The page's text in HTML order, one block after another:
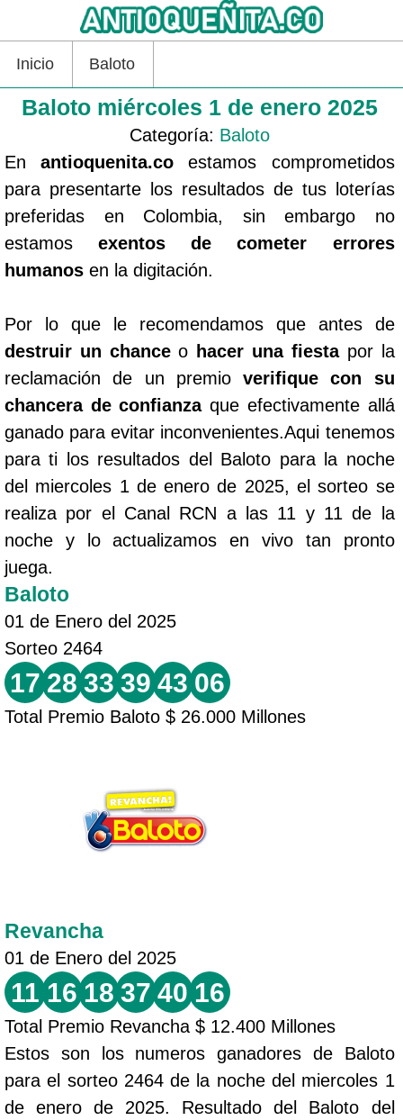
Inicio Baloto
Baloto miércoles 1 de enero 2025
Categoría: Baloto
Enantioquenita.co estamos comprometidos
para presentarte los resultados de tus loterías
preferidas en Colombia, sin embargo no
estamosexentos de cometer errores
humanos en la digitación.
Por lo que le recomendamos que antes de
destruir un chanceo hacer una fiestapor la
reclamación de un premioverifique con su
chancera de confianzaque efectivamente allá
ganado para evitar inconvenientes.Aqui tenemos
para ti los resultados del Baloto para la noche
del miercoles 1 de enero de 2025, el sorteo se
realiza por el Canal RCN a las 11 y 11 de la
noche y lo actualizamos en vivo tan pronto
juega.
Baloto
01 de Enero del 2025
Sorteo 2464
17 28 33 39 43 06
Total Premio Baloto $ 26.000 Millones
Revancha
01 de Enero del 2025
11 16 18 37 40 16
Total Premio Revancha $ 12.400 Millones
Estos son los numeros ganadores de Baloto
para el sorteo 2464 de la noche del miercoles 1
de enero de 2025. Resultado del Baloto del